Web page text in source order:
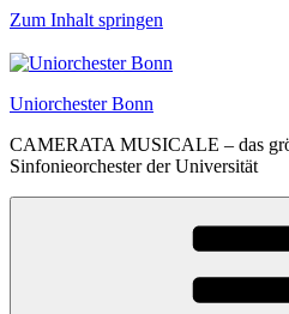
Zum Inhalt springen
Uniorchester Bonn
CAMERATA MUSICALE – das
Sinfonieorchester der Universität